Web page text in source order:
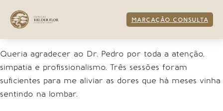
MARCAÇÃO CONSULTA
Queria agradecer ao Dr. Pedro por toda a atenção,
simpatia e profissionalismo. Três sessões foram
suficientes para me aliviar as dores que há meses vinha
sentindo na lombar.